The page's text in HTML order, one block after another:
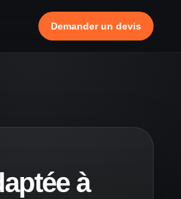
Demander un devis
à